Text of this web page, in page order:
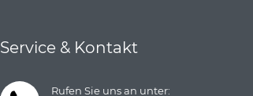
Service & Kontakt
Rufen Sie uns an unter: